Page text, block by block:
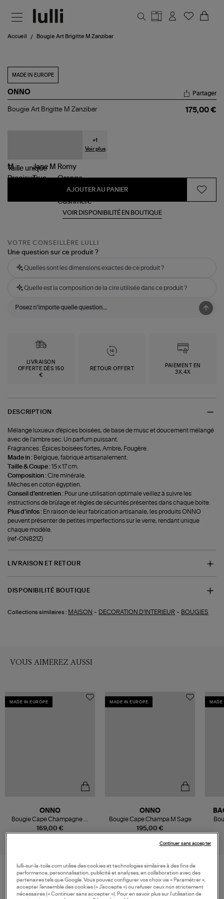
Accueil Bougie Art Brigitte M Zanzibar
MADE IN EUROPE
ONNO
Bougie
Partager
Bougie Art Brigitte M Zanzibar 175,00 €
+1
Voir plus
Taille unique
AJOUTER AU PANIER
VOIR DISPONIBILITÉ EN BOUTIQUE
VOTRE CONSEILLÈRE LULLI
Une question sur ce produit ?
Quelles sont les dimensions exactes de ce produit ?
Quelle est la composition de la cire utilisée dans ce produit ?
LIVRAISON
OFFERTE DÈS 150
€
RETOUR OFFERT
PAIEMENT EN
3X,4X
DESCRIPTION
Mélange luxueux d'épices boisées, de base de musc et doucement mélangé
avec de l'ambre sec. Un parfum puissant.
Fragrances : Épices boisées fortes, Ambre, Fougère.
Made in : Belgique, fabriqué artisanalement.
Taille & Coupe :15 x 17 cm.
Composition :Cire minérale.
Mèches en coton égyptien.
Conseil d'entretien : Pour une utilisation optimale veillez à suivre les
instructions de brûlage et règles de sécurités présentes dans chaque boite.
Plus d'infos : En raison de leur fabrication artisanale, les produits ONNO
peuvent présenter de petites imperfections sur le verre, rendant unique
chaque modèle.
(ref-ON821Z)
LIVRAISON ET RETOUR
DISPONIBILITÉ BOUTIQUE
Collections similaires : MAISON - DECORATION D'INTERIEUR - BOUGIES
VOUS AIMEREZ AUSSI
MADE IN EUROPE
169,00 €
ONNO
Bougie Cape Champagne M
Sauge
MADE IN EUROPE
195,00 €
ONNO
Bougie Cape Champa M Sage
MADE
VOS DERNIERS PRODUITS VUS
lulli-sur-la-toile.com utilise des cookies et technologies similaires à des fins de
performance, personnalisation, publicité et analyses, en collaboration avec des
partenaires tels que Google. Vous pouvez configurer vos choix via « Paramétrer »,
accepter l’ensemble des cookies (« J’accepte ») ou refuser ceux non strictement
nécessaires (« Continuer sans accepter »). Pour en savoir plus sur l’utilisation de
Continuer sans accepter